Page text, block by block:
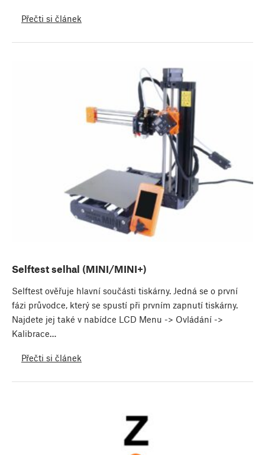
Přečti si článek
Selftest selhal (MINI/MINI+)
Selftest ověřuje hlavní součásti tiskárny. Jedná se o první
fázi průvodce, který se spustí při prvním zapnutí tiskárny.
Najdete jej také v nabídce LCD Menu -> Ovládání ->
Kalibrace…
Přečti si článek